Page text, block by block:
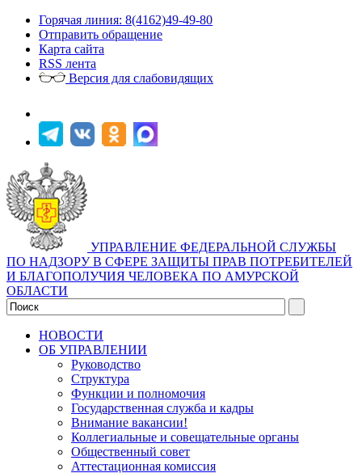
Горячая линия: 8(4162)49-49-80
Отправить обращение
Карта сайта
RSS лента
Версия для слабовидящих
УПРАВЛЕНИЕ ФЕДЕРАЛЬНОЙ СЛУЖБЫ
ПО НАДЗОРУ В СФЕРЕ ЗАЩИТЫ ПРАВ ПОТРЕБИТЕЛЕЙ
И БЛАГОПОЛУЧИЯ ЧЕЛОВЕКА ПО АМУРСКОЙ
ОБЛАСТИ
НОВОСТИ
ОБ УПРАВЛЕНИИ
Руководство
Структура
Функции и полномочия
Государственная служба и кадры
Внимание вакансии!
Коллегиальные и совещательные органы
Общественный совет
Аттестационная комиссия